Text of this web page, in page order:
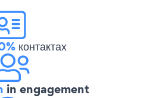
контактах
in engagement